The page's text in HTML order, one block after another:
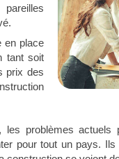
en place
tant soit
prix des
problèmes actuels
pour tout un pays.